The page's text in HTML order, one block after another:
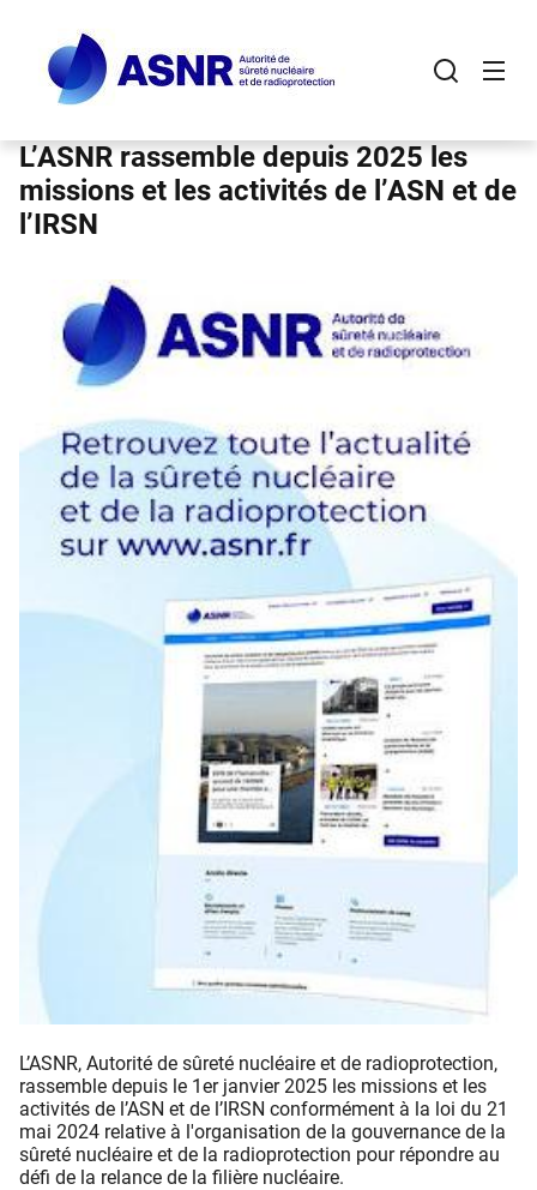
contenu
principal
L’ASNR rassemble depuis 2025 les
missions et les activités de l’ASN et de
l’IRSN
L’ASNR, Autorité de sûreté nucléaire et de radioprotection,
rassemble depuis le 1er janvier 2025 les missions et les
activités de l’ASN et de l’IRSN conformément à la loi du 21
mai 2024 relative à l'organisation de la gouvernance de la
sûreté nucléaire et de la radioprotection pour répondre au
défi de la relance de la filière nucléaire.